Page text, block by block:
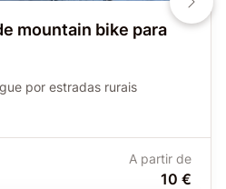
mountain bike para
por estradas rurais
A partir de
10 €